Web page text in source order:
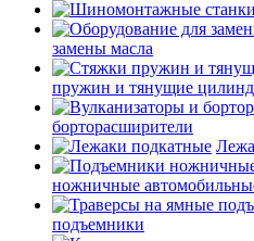
замены масла
пружин и тянущие
борторасширители
ножничные
подъемники